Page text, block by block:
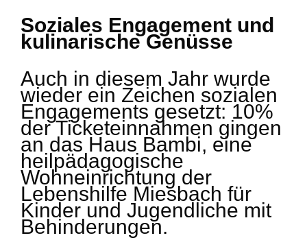
Soziales Engagement und
kulinarische Genüsse
Auch in diesem Jahr wurde
wieder ein Zeichen sozialen
Engagements gesetzt: 10%
der Ticketeinnahmen gingen
an das Haus Bambi, eine
heilpädagogische
Wohneinrichtung der
Lebenshilfe Miesbach für
Kinder und Jugendliche mit
Behinderungen.